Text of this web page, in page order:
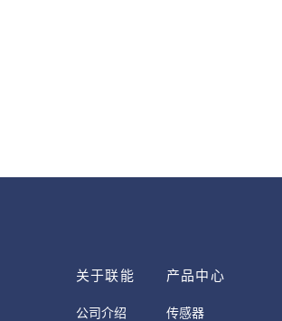
关于联能
公司介绍
产品中心
传感器